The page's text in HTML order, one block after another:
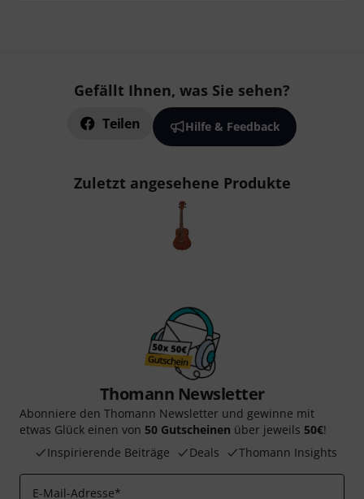
Gefällt Ihnen, was Sie sehen?
Teilen Hilfe & Feedback
Zuletzt angesehene Produkte
Thomann Newsletter
Abonniere den Thomann Newsletter und gewinne mit
etwas Glück einen von 50 Gutscheinen über jeweils 50€!
Inspirierende Beiträge
Deals Thomann Insights
E-Mail-Adresse*